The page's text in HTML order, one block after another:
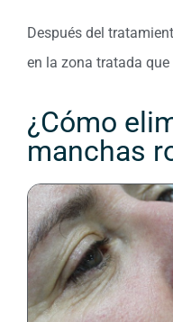
Después del
en la zona tratada
¿Cómo
manchas